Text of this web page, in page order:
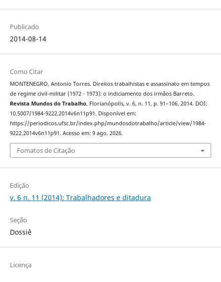
Publicado
2014-08-14
Como Citar
MONTENEGRO, Antonio Torres. Direitos trabalhistas e assassinato em tempos
de regime civil-militar (1972 - 1973): o indiciamento dos irmãos Barreto.
Revista Mundos do Trabalho, Florianópolis, v. 6, n. 11, p. 91–106, 2014. DOI:
10.5007/1984-9222.2014v6n11p91. Disponível em:
https://periodicos.ufsc.br/index.php/mundosdotrabalho/article/view/1984-
9222.2014v6n11p91. Acesso em: 9 ago. 2026.
Fomatos de Citação
Edição
v. 6 n. 11 (2014): Trabalhadores e ditadura
Seção
Dossiê
Licença